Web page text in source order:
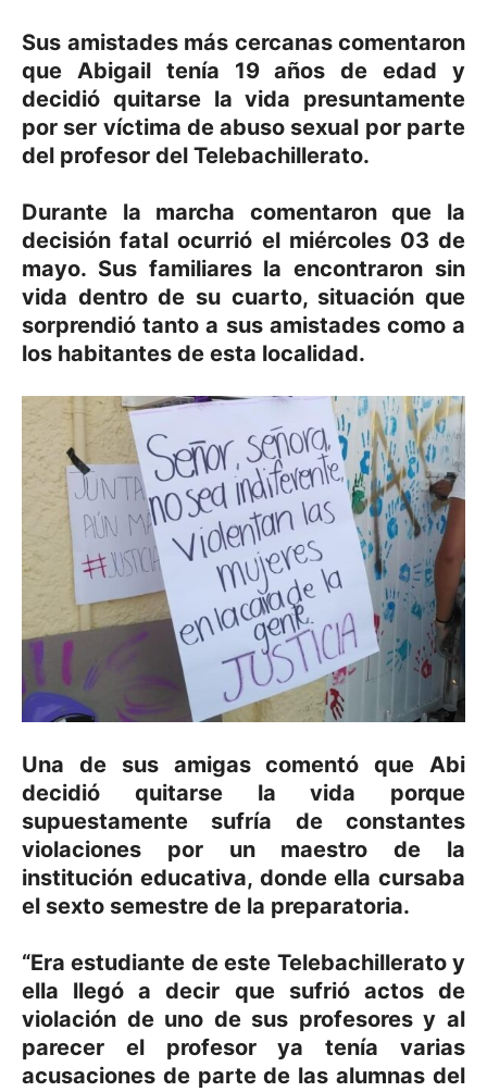
Sus amistades más cercanas comentaron
que Abigail tenía 19 años de edad y
decidió quitarse la vida presuntamente
por ser víctima de abuso sexual por parte
del profesor del Telebachillerato.
Durante la marcha comentaron que la
decisión fatal ocurrió el miércoles 03 de
mayo. Sus familiares la encontraron sin
vida dentro de su cuarto, situación que
sorprendió tanto a sus amistades como a
los habitantes de esta localidad.
Una de sus amigas comentó que Abi
decidió quitarse la vida porque
supuestamente sufría de constantes
violaciones por un maestro de la
institución educativa, donde ella cursaba
el sexto semestre de la preparatoria.
“Era estudiante de este Telebachillerato y
ella llegó a decir que sufrió actos de
violación de uno de sus profesores y al
parecer el profesor ya tenía varias
acusaciones de parte de las alumnas del